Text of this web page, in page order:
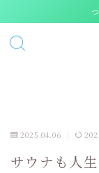
2025.04.06
サウナも人